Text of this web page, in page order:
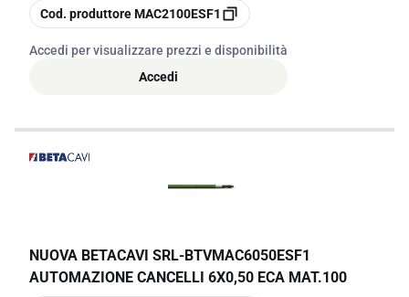
copia
Cod. produttoreMAC2100ESF1
Accedi per visualizzare prezzi e disponibilità
Accedi
NUOVA BETACAVI SRL-BTVMAC6050ESF1
AUTOMAZIONE CANCELLI 6X0,50 ECA MAT.100